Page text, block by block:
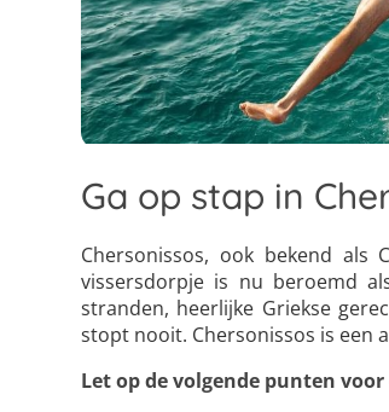
34
Ga op stap in
Chersonissos, ook bekend
vissersdorpje is nu beroemd
stranden, heerlijke Griekse
stopt nooit. Chersonissos is een
Let op de volgende punten voor